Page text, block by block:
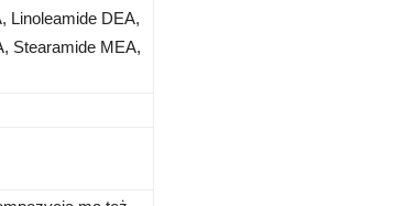
Linoleamide DEA,
Stearamide MEA,